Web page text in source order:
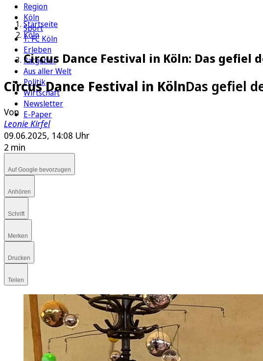
Region
Köln
Sport
1. FC Köln
Erleben
Ratgeber
Aus aller Welt
Politik
Wirtschaft
Newsletter
E-Paper
Startseite
Köln
Circus Dance Festival in Köln: Das gefiel
Circus Dance Festival in KölnDas gefiel
Von
Leonie Kirfel
09.06.2025, 14:08 Uhr
2 min
Auf Google bevorzugen
Anhören
Schrift
Merken
Drucken
Teilen